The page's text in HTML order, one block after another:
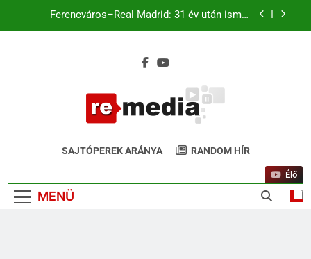
Ferencváros–Real Madrid: 31 év után ismét
chicagói edzésén? A szurkolók kiszúrták a vicces
pillanatot (+Video)
Kerkez a kezdőben. Match4 TV élőben 22:00-tól
Ferencváros–Real Madrid: 31 év után ismét
Budapesten a királyi gárda
chicagói edzésén? A szurkolók kiszúrták a vicces
ReMedia.hu
Gyógyír Az Egyoldalúságra
SAJTÓPEREK ARÁNYA RANDOM HÍR
MENÜ
Élő